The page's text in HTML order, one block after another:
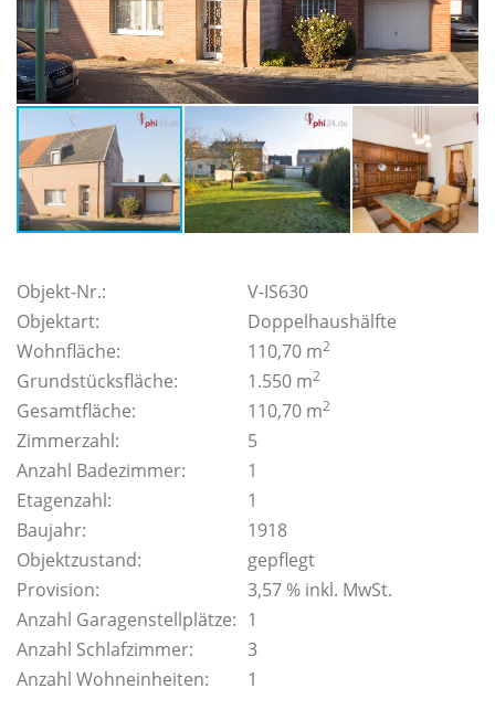
Objekt-Nr.:
V-IS630
Objektart:
Doppelhaushälfte
Wohnfläche:
110,70 m2
Grundstücksfläche: 1.550 m2
Gesamtfläche: 110,70 m2
Zimmerzahl:
5
Anzahl Badezimmer:
1
Etagenzahl:
1
Baujahr:
1918
Objektzustand:
gepflegt
Provision:
3,57 % inkl. MwSt.
Anzahl Garagenstellplätze: 1
Anzahl Schlafzimmer:
3
Anzahl Wohneinheiten:
1